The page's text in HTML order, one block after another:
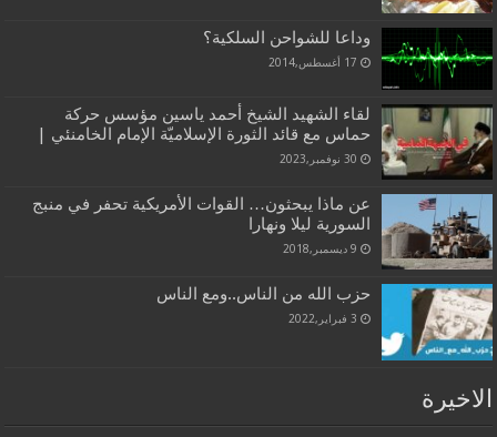
وداعا للشواحن السلكية؟
17 أغسطس,2014
لقاء الشهيد الشيخ أحمد ياسين مؤسس حركة
حماس مع قائد الثورة الإسلاميّة الإمام الخامنئي |
30 نوفمبر,2023
عن ماذا يبحثون… القوات الأمريكية تحفر في منبج
السورية ليلا ونهارا
9 ديسمبر,2018
حزب الله من الناس..ومع الناس
3 فبراير,2022
الاخيرة